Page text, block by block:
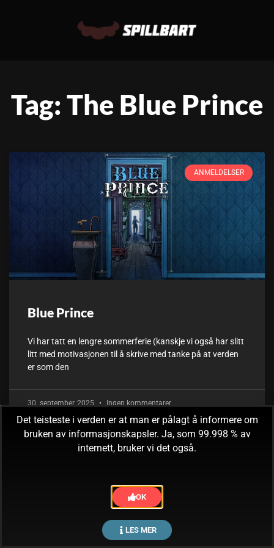
Tag: The Blue Prince
ANMELDELSER
Blue Prince
Vi har tatt en lengre sommerferie (kanskje vi også har slitt
litt med motivasjonen til å skrive med tanke på at verden
er som den
30. september, 2025 Ingen kommentarer
Det teisteste i verden er at man er pålagt å informere om
bruken av informasjonskapsler. Ja, som 99.998 % av
internett, bruker vi det også.
OK
LES MER